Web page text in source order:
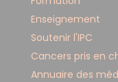
Enseignement
Soutenir l'IPC
Cancers pris en
Annuaire des